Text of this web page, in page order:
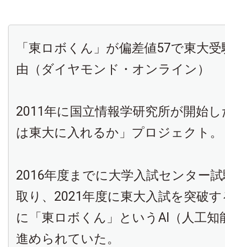
「東ロボくん」が偏差値57で東大
由（ダイヤモンド・オンライン）
2011年に国立情報学研究所が開始
は東大に入れるか」プロジェクト。
2016年度までに大学入試センター
取り、2021年度に東大入試を突破
に「東ロボくん」というAI（人工知
進められていた。